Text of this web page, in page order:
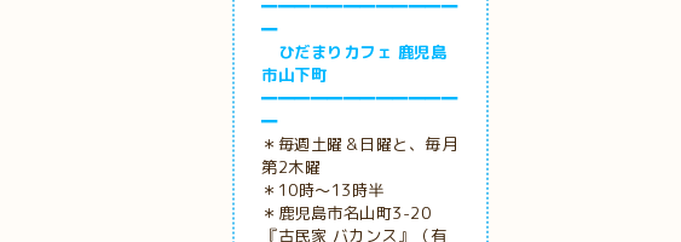
━━━━━━━━━━━━
━
ひだまりカフェ 鹿児島
市山下町
━━━━━━━━━━━━
━
＊毎週土曜＆日曜と、毎月
第2木曜
＊10時～13時半
＊鹿児島市名山町3-20
『古民家 バカンス』（有